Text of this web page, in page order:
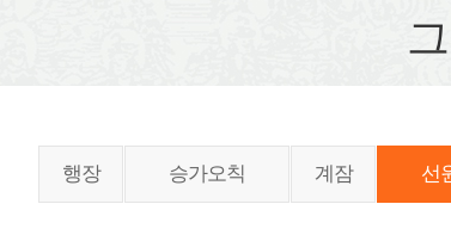
행장 승가오칙 계잠 선